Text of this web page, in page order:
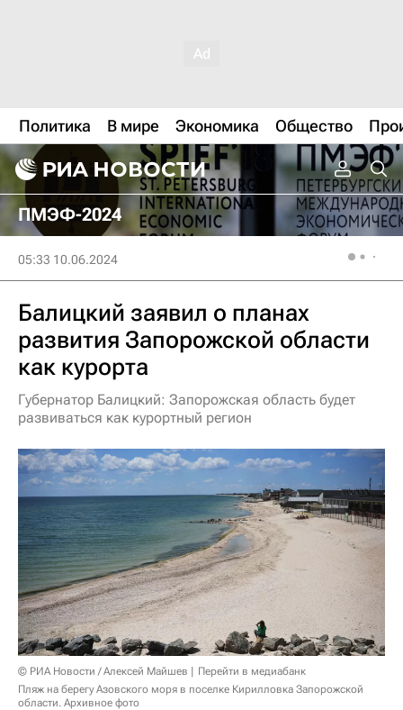
Политика В мире Экономика Общество
ПМЭФ-2024
05:33 10.06.2024
Балицкий заявил о планах
развития Запорожской области
как курорта
Губернатор Балицкий: Запорожская область будет
развиваться как курортный регион
© РИА Новости / Алексей Майшев
Перейти в медиабанк
Пляж на берегу Азовского моря в поселке Кирилловка Запорожской
области. Архивное фото